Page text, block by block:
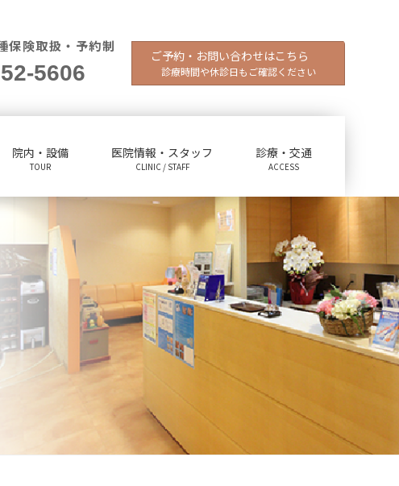
保険取扱・予約制
5606
ご予約・お問い合わせはこちら
診療時間や休診日もご確認ください
院内・設備
TOUR
医院情報・スタッフ
CLINIC / STAFF
診療・交通
ACCESS